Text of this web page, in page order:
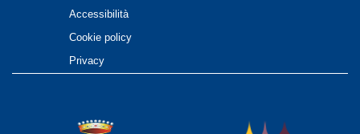
Accessibilità
Cookie policy
Privacy